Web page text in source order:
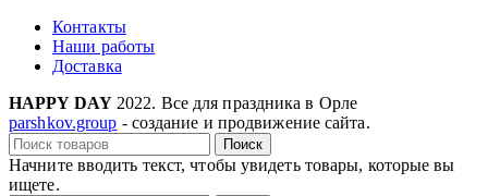
Контакты
Наши работы
Доставка
HAPPY DAY 2022. Все для праздника в Орле
parshkov.group - создание и продвижение сайта.
Поиск
Начните вводить текст, чтобы увидеть товары, которые вы
ищете.